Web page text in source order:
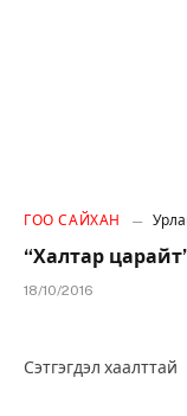
ГОО САЙХАН
“Халтар
18/10/2016
Сэтгэгдэл хаалттай